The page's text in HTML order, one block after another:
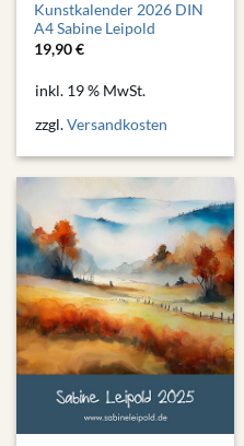
Kunstkalender 2026 DIN
A4 Sabine Leipold
19,90€
inkl. 19 % MwSt.
zzgl.Versandkosten